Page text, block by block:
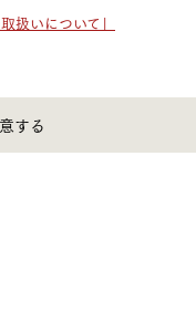
扱いについて」
する